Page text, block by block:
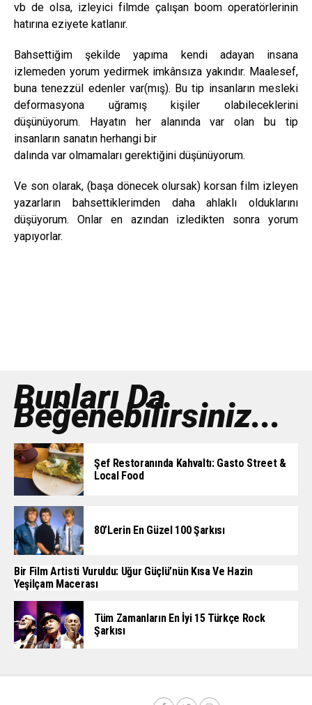
vb de olsa, izleyici filmde çalışan boom operatörlerinin
hatırına eziyete katlanır.
Bahsettiğim şekilde yapıma kendi adayan insana
izlemeden yorum yedirmek imkânsıza yakındır. Maalesef,
buna tenezzül edenler var(mış). Bu tip insanların mesleki
deformasyona uğramış kişiler olabileceklerini
düşünüyorum. Hayatın her alanında var olan bu tip
insanların sanatın herhangi bir
dalında var olmamaları gerektiğini düşünüyorum.
Ve son olarak, (başa dönecek olursak) korsan film izleyen
yazarların bahsettiklerimden daha ahlaklı olduklarını
düşüyorum. Onlar en azından izledikten sonra yorum
yapıyorlar.
Bunları Da
Beğenebilirsiniz...
Şef Restoranında Kahvaltı: Gasto Street &
Local Food
80’lerin En Güzel 100 Şarkısı
Bir Film Artisti Vuruldu: Uğur Güçlü’nün Kısa Ve Hazin
Yeşilçam Macerası
Tüm Zamanların En İyi 15 Türkçe Rock
Şarkısı